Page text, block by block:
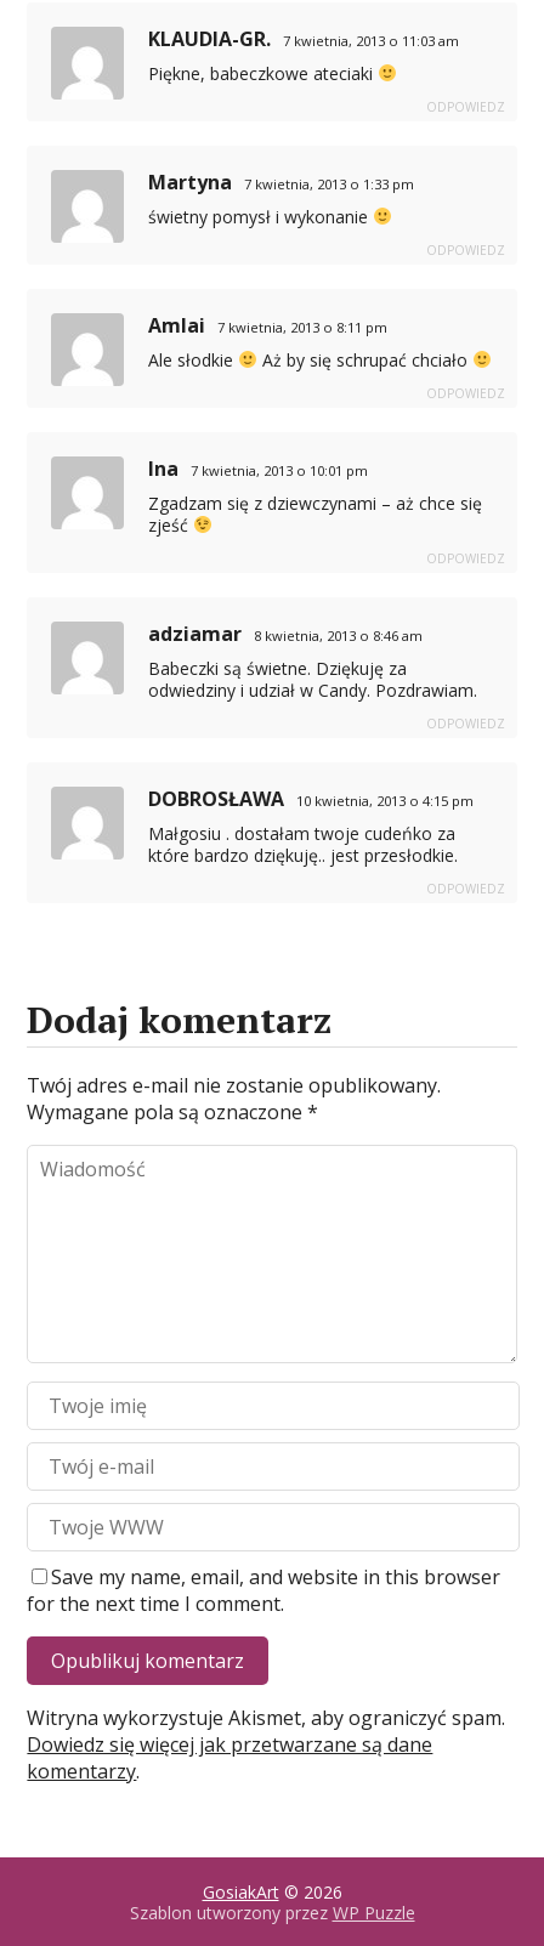
KLAUDIA-GR. 7 kwietnia, 2013 o 11:03 am
Piękne, babeczkowe ateciaki
ODPOWIEDZ
Martyna 7 kwietnia, 2013 o 1:33 pm
świetny pomysł i wykonanie
ODPOWIEDZ
Amlai 7 kwietnia, 2013 o 8:11 pm
Ale słodkie Aż by się schrupać chciało
ODPOWIEDZ
Ina 7 kwietnia, 2013 o 10:01 pm
Zgadzam się z dziewczynami – aż chce się
zjeść
ODPOWIEDZ
adziamar 8 kwietnia, 2013 o 8:46 am
Babeczki są świetne. Dziękuję za
odwiedziny i udział w Candy. Pozdrawiam.
ODPOWIEDZ
DOBROSŁAWA 10 kwietnia, 2013 o 4:15 pm
Małgosiu . dostałam twoje cudeńko za
które bardzo dziękuję.. jest przesłodkie.
ODPOWIEDZ
Dodaj komentarz
Twój adres e-mail nie zostanie opublikowany.
Wymagane pola są oznaczone*
Save my name, email, and website in this browser
for the next time I comment.
Witryna wykorzystuje Akismet, aby ograniczyć spam.
Dowiedz się więcej jak przetwarzane są dane
komentarzy.
GosiakArt© 2026
Szablon utworzony przez WP Puzzle